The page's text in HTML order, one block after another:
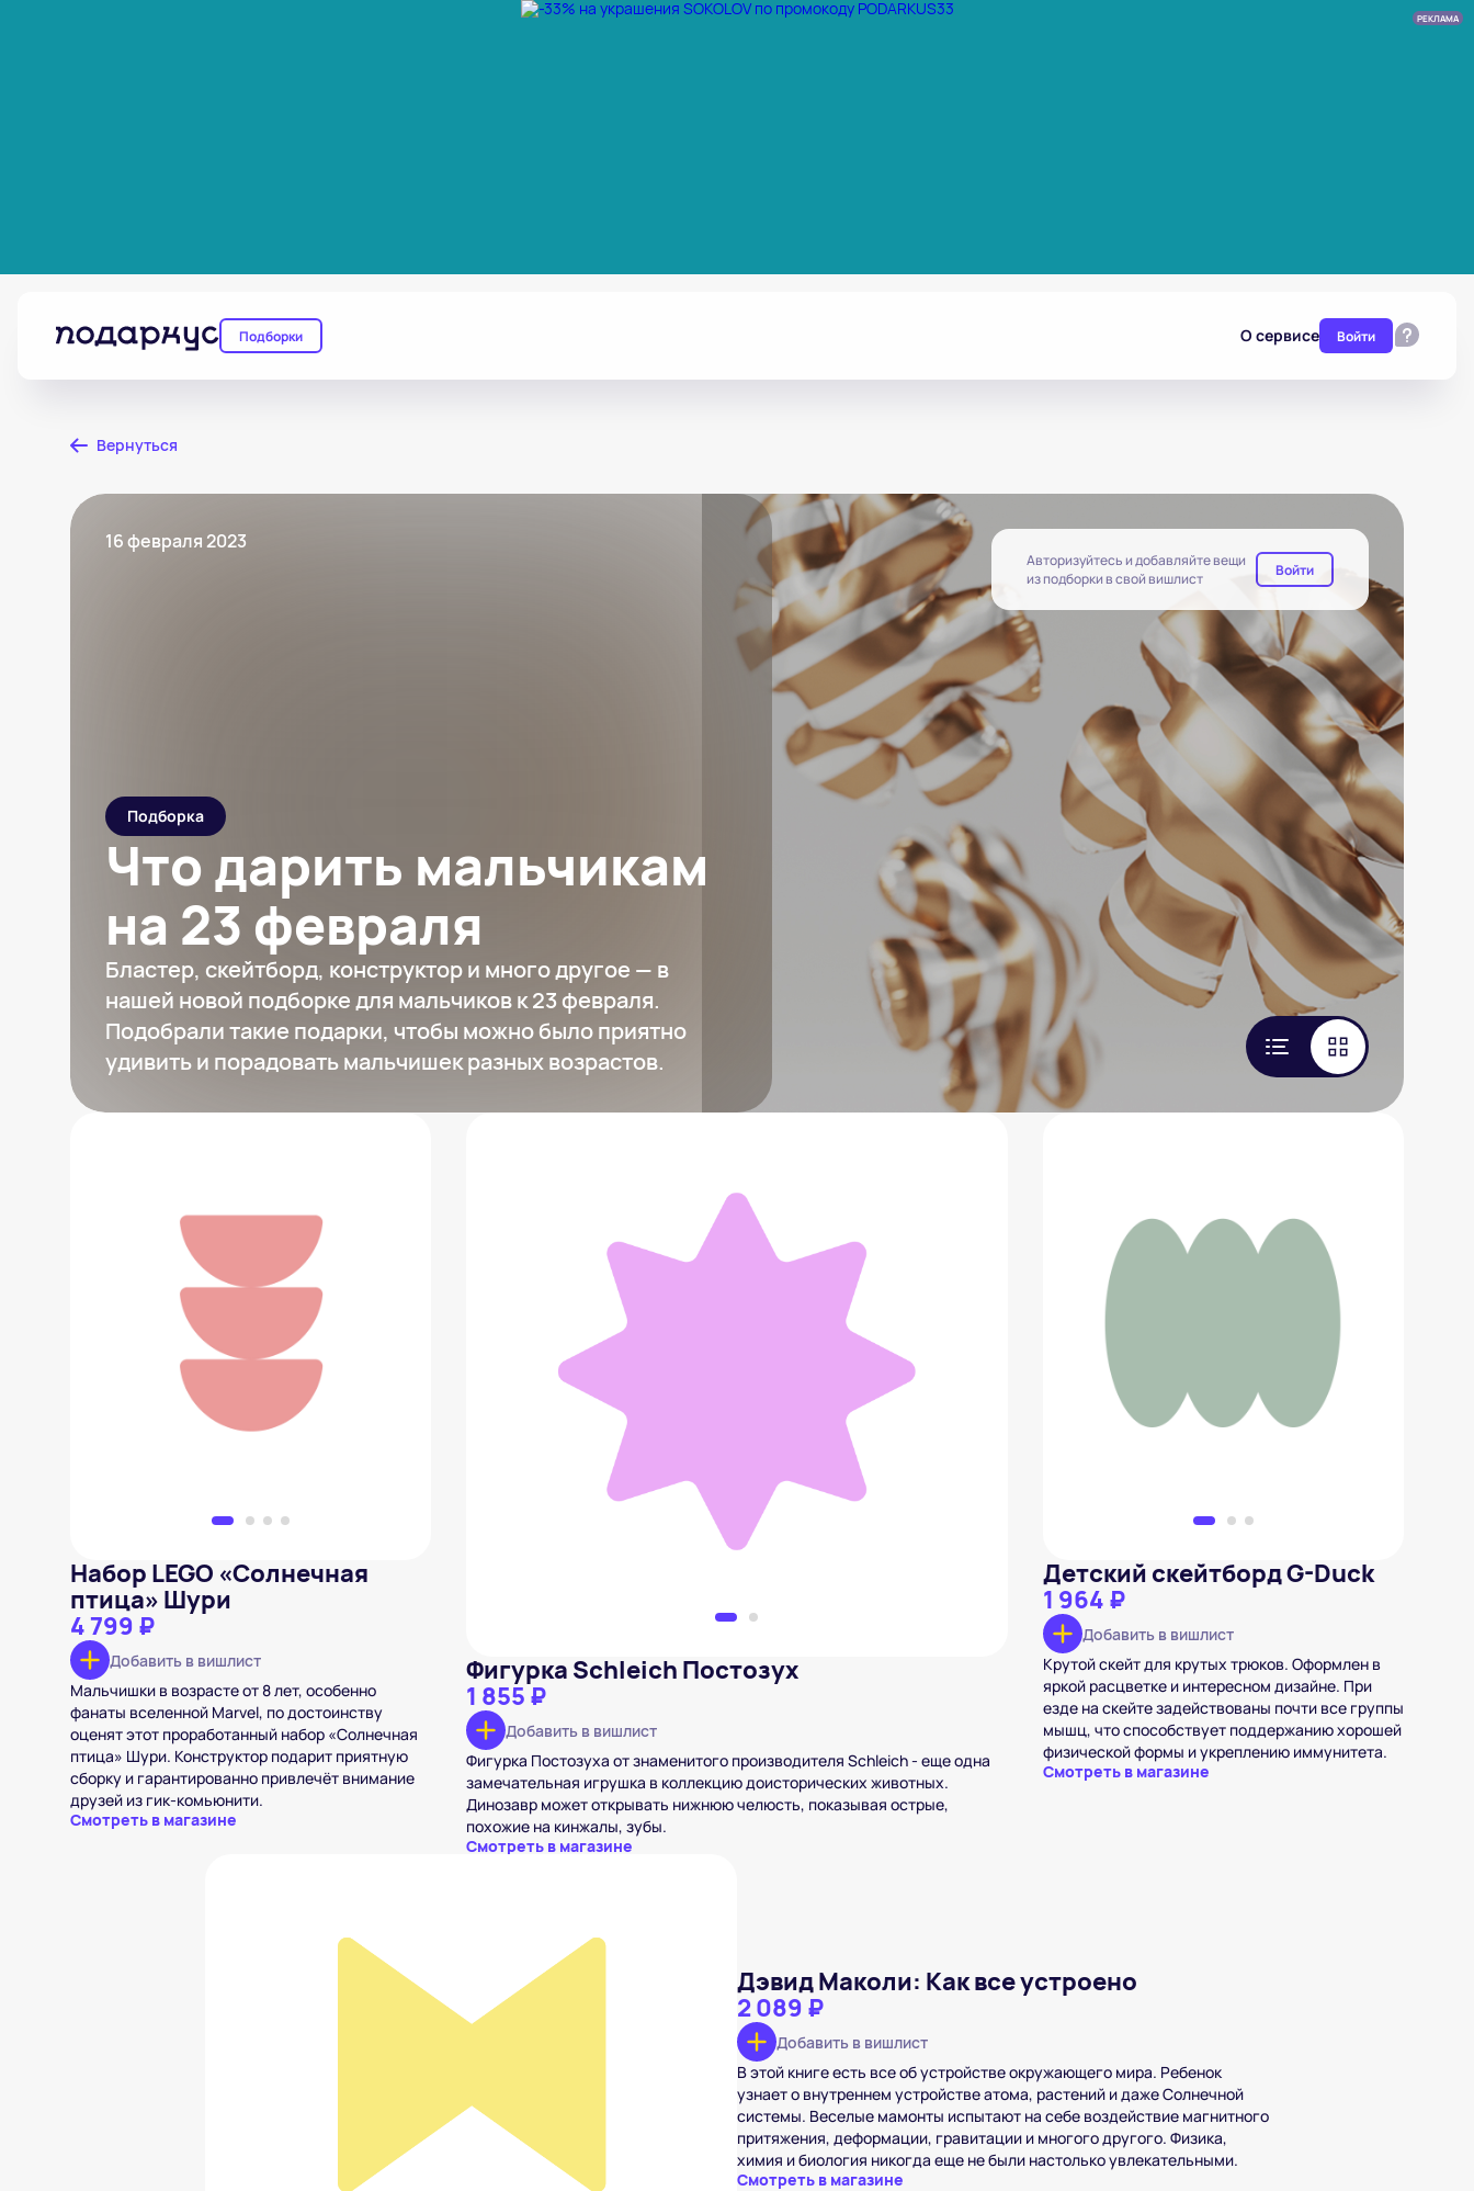
РЕКЛАМА
Подборки О сервисе Войти
Вернуться
16 февраля 2023
Подборка
Что дарить мальчикам
на 23 февраля
Бластер, скейтборд, конструктор и много другое — в
нашей новой подборке для мальчиков к 23 февраля.
Подобрали такие подарки, чтобы можно было приятно
удивить и порадовать мальчишек разных возрастов.
Авторизуйтесь и добавляйте вещи
из подборки в свой вишлист
Войти
Набор LEGO «Солнечная птица»
4 799 ₽
Добавить в вишлист
Набор LEGO «Солнечная
птица» Шури
4 799 ₽
Добавить в вишлист
Мальчишки в возрасте от 8 лет, особенно
фанаты вселенной Marvel, по достоинству
оценят этот проработанный набор «Солнечная
птица» Шури. Конструктор подарит приятную
сборку и гарантированно привлечёт внимание
друзей из гик-комьюнити.
Смотреть в магазине
Фигурка Schleich Постозух
1 855 ₽
Добавить в вишлист
Фигурка Постозуха от знаменитого производителя Schleich - еще одна
замечательная игрушка в коллекцию доисторических животных.
Динозавр может открывать нижнюю челюсть, показывая острые,
похожие на кинжалы, зубы.
Смотреть в магазине
Детский скейтборд G-Duck
1 964 ₽
Добавить в вишлист
Крутой скейт для крутых трюков. Оформлен в
яркой расцветке и интересном дизайне. При
езде на скейте задействованы почти все группы
мышц, что способствует поддержанию хорошей
физической формы и укреплению иммунитета.
Смотреть в магазине
Добавить в вишлист
Дэвид Маколи: Как все устроено
2 089 ₽
Добавить в вишлист
В этой книге есть все об устройстве окружающего мира. Ребенок
узнает о внутреннем устройстве атома, растений и даже Солнечной
системы. Веселые мамонты испытают на себе воздействие магнитного
притяжения, деформации, гравитации и многого другого. Физика,
химия и биология никогда еще не были настолько увлекательными.
Смотреть в магазине